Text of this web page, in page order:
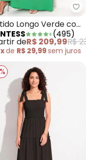
Vestido Longo
Longo Verde com
(495)
deR$ 209,99R$
de R$ 29,99sem juros